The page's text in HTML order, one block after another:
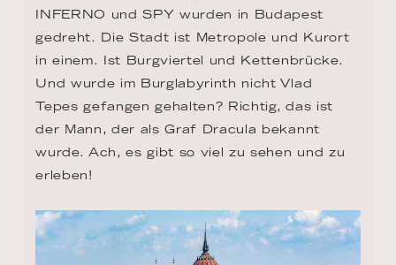
INFERNO und SPY wurden in Budapest
gedreht. Die Stadt ist Metropole und Kurort
in einem. Ist Burgviertel und Kettenbrücke.
Und wurde im Burglabyrinth nicht Vlad
Tepes gefangen gehalten? Richtig, das ist
der Mann, der als Graf Dracula bekannt
wurde. Ach, es gibt so viel zu sehen und zu
erleben!